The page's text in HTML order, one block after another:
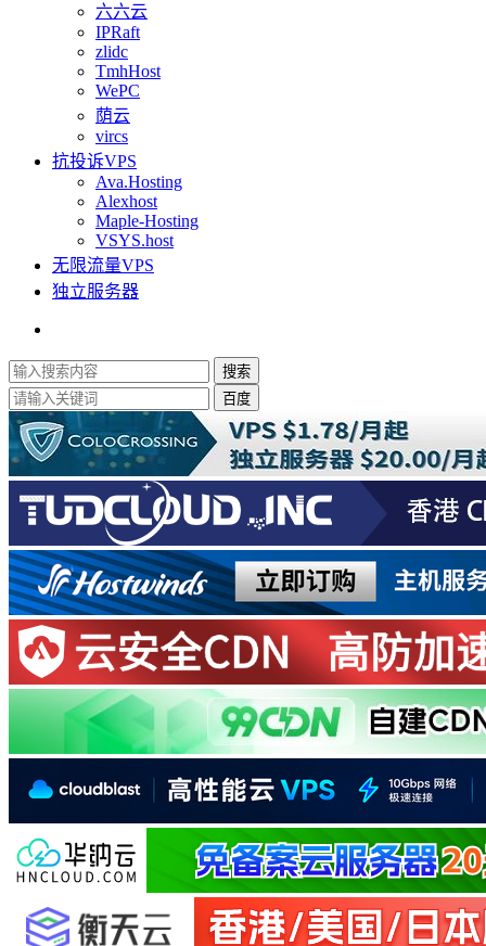
六六云
IPRaft
zlidc
TmhHost
WePC
荫云
vircs
抗投诉VPS
Ava.Hosting
Alexhost
Maple-Hosting
VSYS.host
无限流量VPS
独立服务器